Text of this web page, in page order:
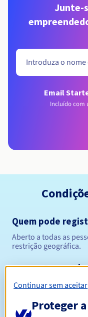
Junte-
Email
Incluído com
Quem pode
Aberto a todas as
restrição geográfica.
Regras
Continuar sem aceitar
Proteger